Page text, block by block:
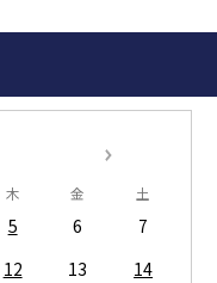
木 金 土
5 6
7
12 13
14